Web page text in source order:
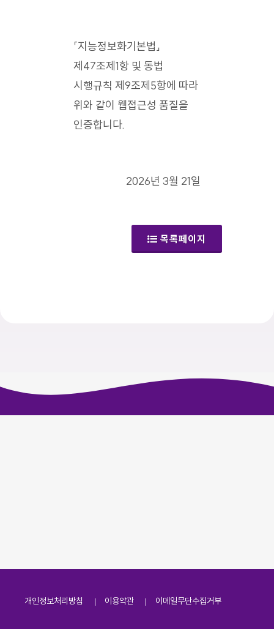
「지능정보화기본법」
제47조제1항 및 동법
시행규칙 제9조제5항에 따라
위와 같이 웹접근성 품질을
인증합니다.
2026년 3월 21일
목록페이지
개인정보처리방침 이용약관 이메일무단수집거부